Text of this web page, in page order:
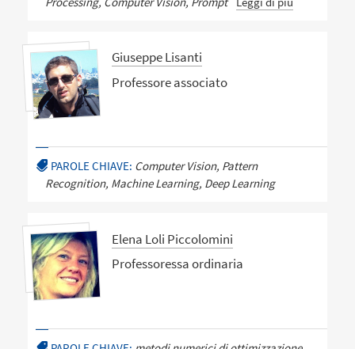
Giuseppe Lisanti
Professore associato
PAROLE CHIAVE: Computer Vision, Pattern
Recognition, Machine Learning, Deep Learning
Elena Loli Piccolomini
Professoressa ordinaria